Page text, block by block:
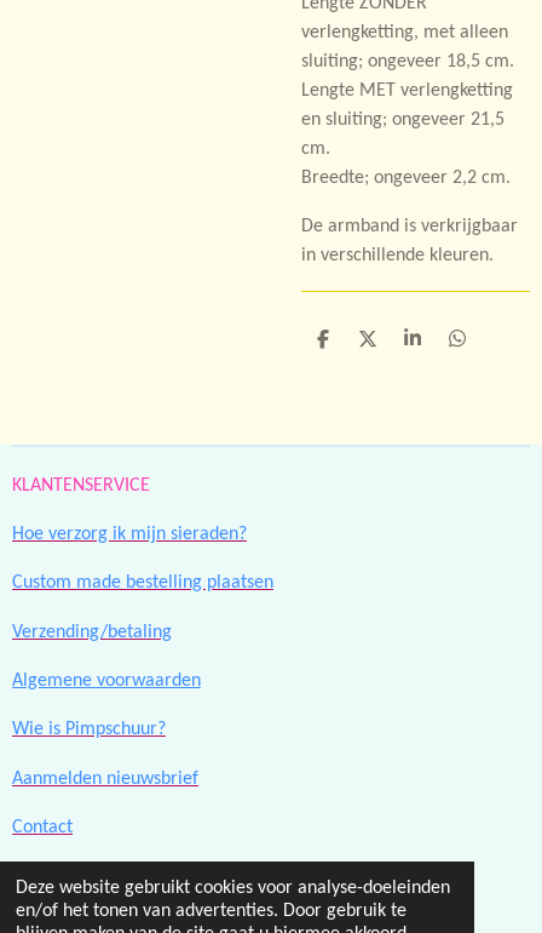
Deze website gebruikt cookies voor analyse-doeleinden
en/of het tonen van advertenties. Door gebruik te
verlengketting, met alleen
sluiting; ongeveer 18,5 cm.
Lengte MET verlengketting
en sluiting; ongeveer 21,5
cm.
Breedte; ongeveer 2,2 cm.
De armband is verkrijgbaar
in verschillende kleuren.
D
D
S
D
KLANTENSERVICE
Hoe verzorg ik mijn sieraden?
Custom made bestelling plaatsen
Verzending/betaling
Algemene voorwaarden
Wie is Pimpschuur?
Aanmelden nieuwsbrief
Contact
F
a
I
n
© 2023 - 2026 Pimpschuur.nl